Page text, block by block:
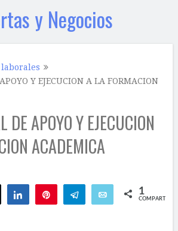
y Negocios
Y EJECUCION A LA FORMACION
DE APOYO Y EJECUCION
ACADEMICA
Twittear Compartir Telegram Email 1
COMPARTIR